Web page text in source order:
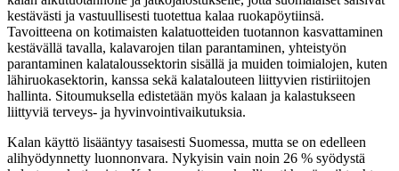
kestävästi ja vastuullisesti tuotettua kalaa ruokapöytiinsä.
Tavoitteena on kotimaisten kalatuotteiden tuotannon kasvattaminen
kestävällä tavalla, kalavarojen tilan parantaminen, yhteistyön
parantaminen kalataloussektorin sisällä ja muiden toimialojen, kuten
lähiruokasektorin, kanssa sekä kalatalouteen liittyvien ristiriitojen
hallinta. Sitoumuksella edistetään myös kalaan ja kalastukseen
liittyviä terveys- ja hyvinvointivaikutuksia.
Kalan käyttö lisääntyy tasaisesti Suomessa, mutta se on edelleen
alihyödynnetty luonnonvara. Nykyisin vain noin 26 % syödystä